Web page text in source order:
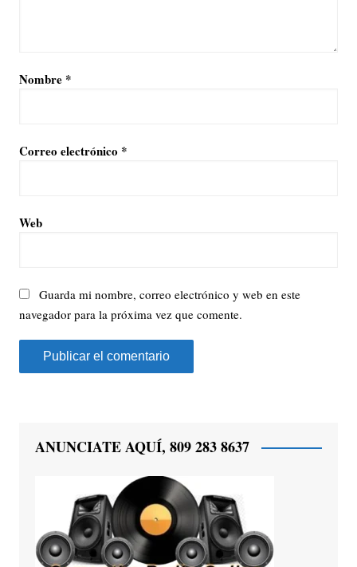
Nombre *
Correo electrónico *
Web
Guarda mi nombre, correo electrónico y web en este
navegador para la próxima vez que comente.
ANUNCIATE AQUÍ, 809 283 8637